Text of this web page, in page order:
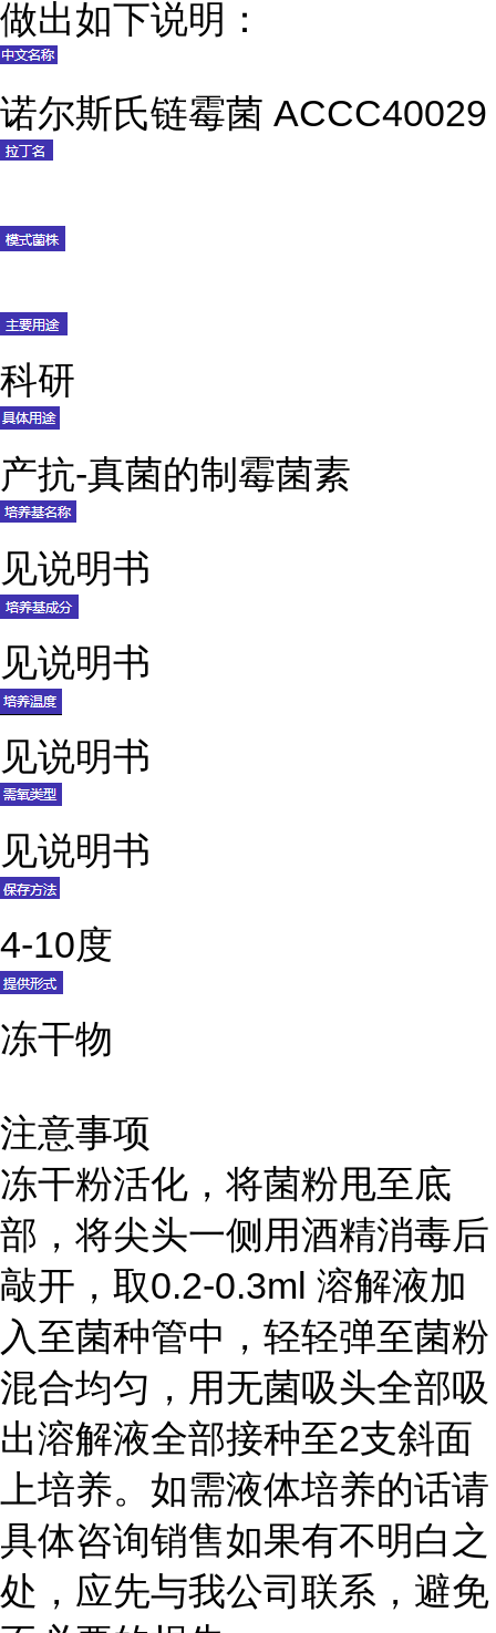
做出如下说明：
诺尔斯氏链霉菌 ACCC40029
科研
产抗-真菌的制霉菌素
见说明书
见说明书
见说明书
见说明书
4-10度
冻干物
注意事项
冻干粉活化，将菌粉甩至底
部，将尖头一侧用酒精消毒后
敲开，取0.2-0.3ml 溶解液加
入至菌种管中，轻轻弹至菌粉
混合均匀，用无菌吸头全部吸
出溶解液全部接种至2支斜面
上培养。如需液体培养的话请
具体咨询销售如果有不明白之
处，应先与我公司联系，避免